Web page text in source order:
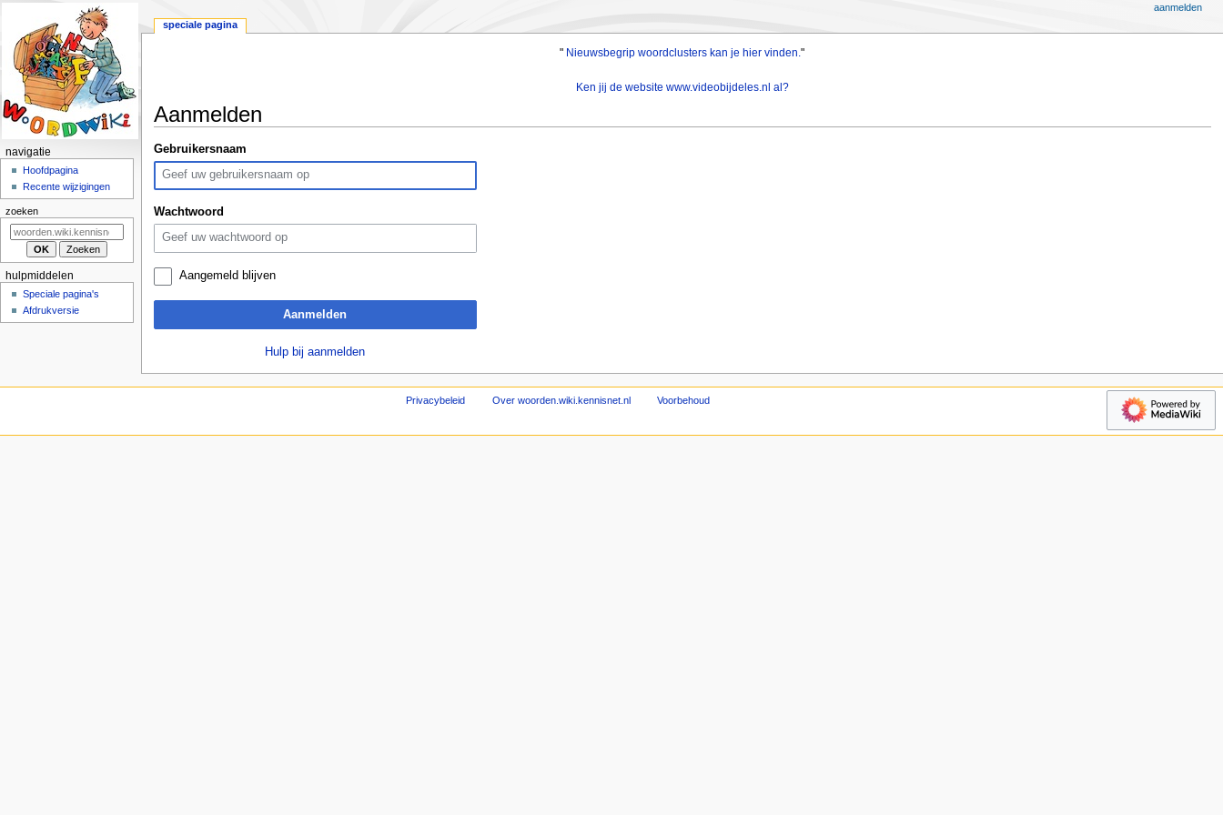
" Nieuwsbegrip woordclusters kan je hier vinden."
Ken jij de website www.videobijdeles.nl al?
Aanmelden
Naar
navigatie
Naar
zoeken
Gebruikersnaam
Wachtwoord
Aangemeld blijven
Aanmelden
Hulp bij aanmelden
N
v
i
speciale pagina
aanmelden
navigatie
Hoofdpagina
Recente wijzigingen
zoeken
hulpmiddelen
Speciale pagina's
Afdrukversie
Privacybeleid Over woorden.wiki.kennisnet.nl Voorbehoud